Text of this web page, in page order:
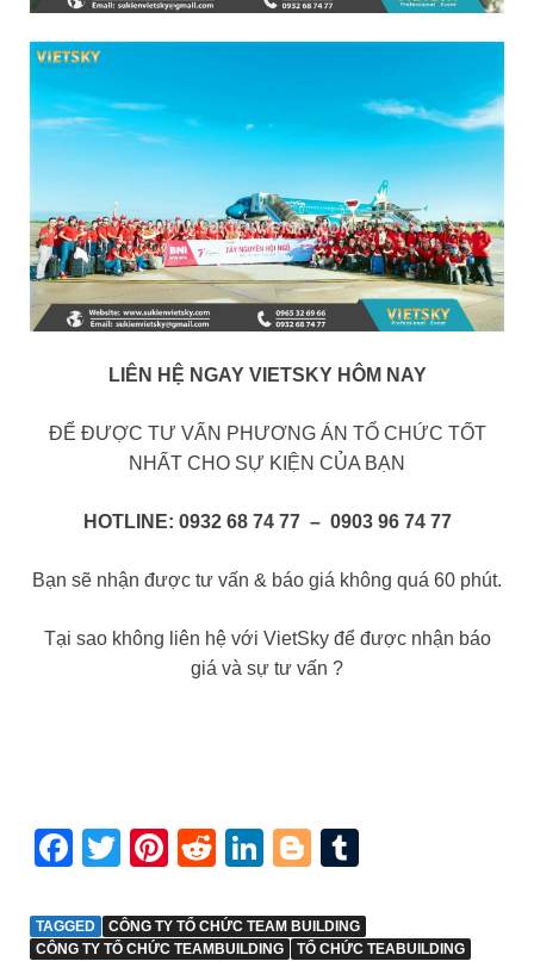
LIÊN HỆ NGAY VIETSKY HÔM NAY
ĐỂ ĐƯỢC TƯ VẤN PHƯƠNG ÁN TỔ CHỨC TỐT
NHẤT CHO SỰ KIỆN CỦA BẠN
HOTLINE: 0932 68 74 77 – 0903 96 74 77
Bạn sẽ nhận được tư vấn & báo giá không quá 60 phút.
Tại sao không liên hệ với VietSky để được nhận báo
giá và sự tư vấn ?
Facebook
Twitter
Pinterest
RedditLinkedIn
Blogger
TAGGED
CÔNG TY TỔ CHỨC TEAM BUILDING
CÔNG TY TỔ CHỨC TEAMBUILDING
TỔ CHỨC TEABUILDING